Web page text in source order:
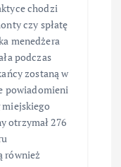
chodzi
czy spłatę
menedżera
podczas
zostaną w
powiadomieni
miejskiego
otrzymał 276
również